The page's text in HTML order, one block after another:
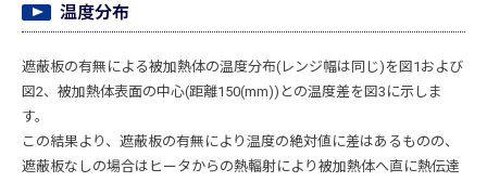
温度分布
遮蔽板の有無による被加熱体の温度分布(レンジ幅は同じ)を図1および
図2、被加熱体表面の中心(距離150(mm))との温度差を図3に示しま
す。
この結果より、遮蔽板の有無により温度の絶対値に差はあるものの、
遮蔽板なしの場合はヒータからの熱輻射により被加熱体へ直に熱伝達